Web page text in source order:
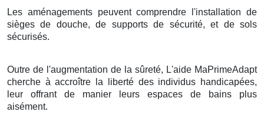
Les aménagements peuvent comprendre l'installation de
sièges de douche, de supports de sécurité, et de sols
sécurisés.
Outre de l'augmentation de la sûreté, L'aide MaPrimeAdapt
cherche à accroître la liberté des individus handicapées,
leur offrant de manier leurs espaces de bains plus
aisément.